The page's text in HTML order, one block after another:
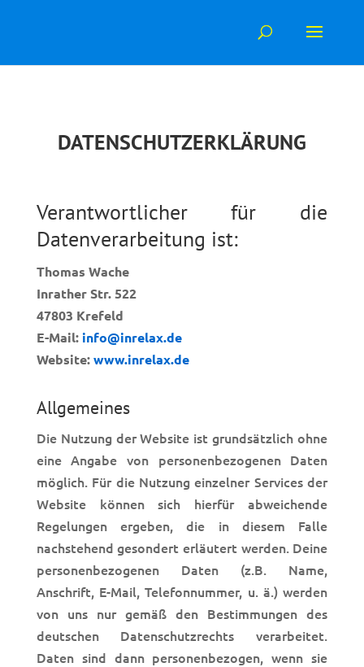
DATENSCHUTZERKLÄRUNG
Verantwortlicher für die
Datenverarbeitung ist:
Thomas Wache
Inrather Str. 522
47803 Krefeld
E-Mail: info@inrelax.de
Website:www.inrelax.de
Allgemeines
Die Nutzung der Website ist grundsätzlich ohne
eine Angabe von personenbezogenen Daten
möglich. Für die Nutzung einzelner Services der
Website können sich hierfür abweichende
Regelungen ergeben, die in diesem Falle
nachstehend gesondert erläutert werden. Deine
personenbezogenen Daten (z.B. Name,
Anschrift, E-Mail, Telefonnummer, u. ä.) werden
von uns nur gemäß den Bestimmungen des
deutschen Datenschutzrechts verarbeitet.
Daten sind dann personenbezogen, wenn sie